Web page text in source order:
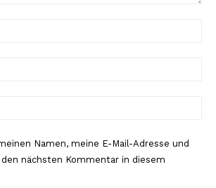
Namen, meine E-Mail-Adresse und
nächsten Kommentar in diesem